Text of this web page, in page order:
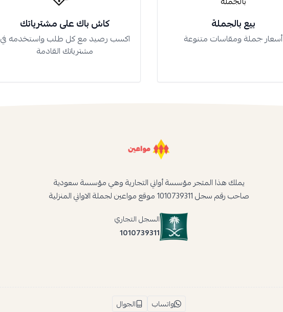
بيع بالجملة
أسعار جملة ومقاسات متنوعة
كاش باك على مشترياتك
اكسب رصيد مع كل طلب واستخدمه في
مشترياتك القادمة
يملك هذا المتجر مؤسسة أواني التجارية وهي مؤسسة سعودية
صاحب رقم سجل 1010739311 موقع مواعين لجملة الاواني المنزلية
السجل التجاري
1010739311
واتساب الجوال